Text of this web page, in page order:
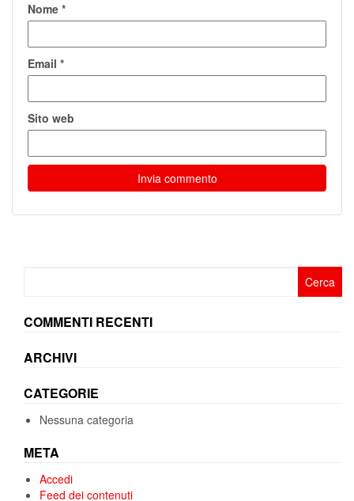
Nome *
Email *
Sito web
COMMENTI RECENTI
ARCHIVI
CATEGORIE
Nessuna categoria
META
Accedi
Feed dei contenuti